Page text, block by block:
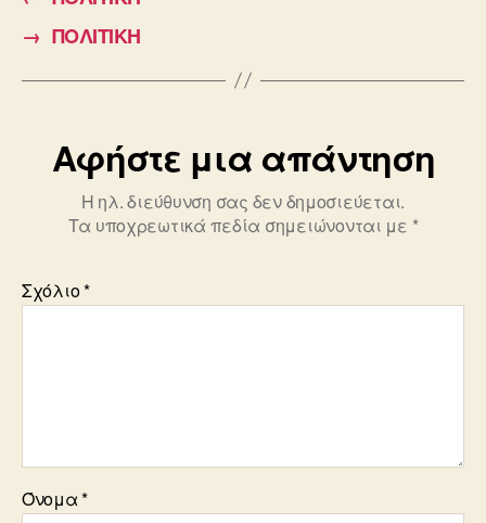
b
o
o
→ ΠΟΛΙΤΙΚΗ
Αφήστε μια απάντηση
Η ηλ. διεύθυνση σας δεν δημοσιεύεται.
Τα υποχρεωτικά πεδία σημειώνονται με *
Σχόλιο*
Όνομα*